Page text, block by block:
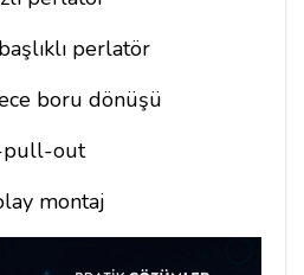
perlatör
boru dönüşü
out
montaj